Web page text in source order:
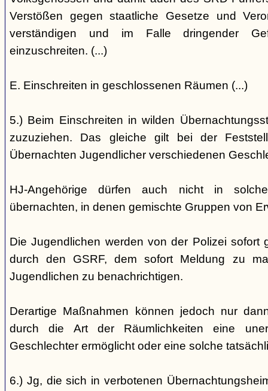
Verstößen gegen staatliche Gesetze und
verständigen und im Falle dringender
einzuschreiten. (...)
E. Einschreiten in geschlossenen Räumen (...)
5.) Beim Einschreiten in wilden
zuzuziehen. Das gleiche gilt bei der
Übernachten Jugendlicher verschiedenen
HJ-Angehörige dürfen auch nicht in
übernachten, in denen gemischte Gruppen von
Die Jugendlichen werden von der Polizei sofort
durch den GSRF, dem sofort Meldung zu
Jugendlichen zu benachrichtigen.
Derartige Maßnahmen können jedoch nur
durch die Art der Räumlichkeiten eine
Geschlechter ermöglicht oder eine solche
6.) Jg, die sich in verbotenen